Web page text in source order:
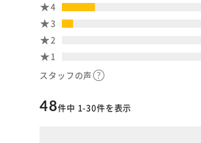
4
3
2
1
スタッフの声
48件中 1-30件を表示